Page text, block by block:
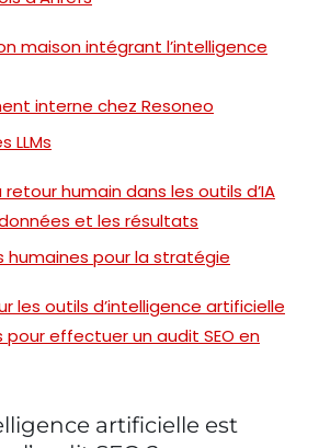
maison intégrant l’intelligence
interne chez Resoneo
LLMs
retour humain dans les outils d’IA
et les résultats
humaines pour la stratégie
les outils d’intelligence artificielle
effectuer un audit SEO en
artificielle est